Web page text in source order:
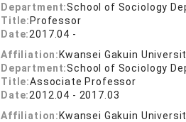
Department:School of Sociology
Title: Professor
Date:2017.04 -
Affiliation: Kwansei Gakuin
Department:School of Sociology
Title:Associate Professor
Date:2012.04 - 2017.03
Affiliation: Kwansei Gakuin